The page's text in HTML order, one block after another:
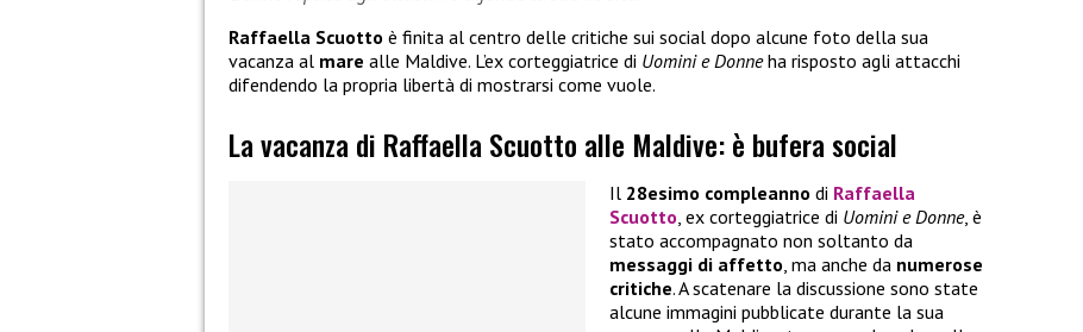
Raffaella Scuotto è finita al centro delle critiche sui social dopo alcune foto della sua
vacanza al mare alle Maldive. L’ex corteggiatrice di Uomini e Donneha risposto agli attacchi
difendendo la propria libertà di mostrarsi come vuole.
La vacanza di Raffaella Scuotto alle Maldive: è bufera social
Il 28esimo compleanno di Raffaella
Scuotto, ex corteggiatrice di Uomini e Donne, è
stato accompagnato non soltanto da
messaggi di affetto, ma anche da numerose
critiche. A scatenare la discussione sono state
alcune immagini pubblicate durante la sua